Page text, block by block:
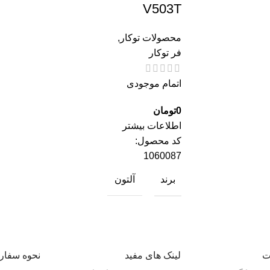
V503T
محصولات توکار ,
فر توکار
اتمام موجودی
0تومان
اطلاعات بیشتر
کد محصول:
1060087
برند آلتون
لینک های مفید نحوه